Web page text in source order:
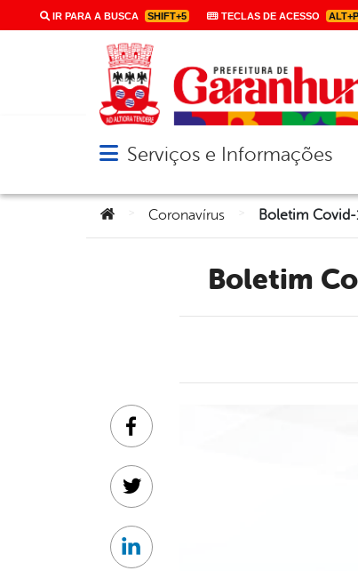
IR PARA A BUSCA SHIFT+5 TECLAS DE ACESSO ALT+P
Abrir menu principal de navegação
Serviços e Informações
Você está aqui:
Coronavírus
Boletim
Facebook
Twitter
Linkedin